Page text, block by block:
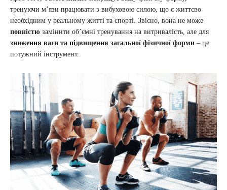
тренуючи м’язи працювати з вибуховою силою, що є життєво
необхідним у реальному житті та спорті. Звісно, вона не може
повністю замінити об’ємні тренування на витривалість, але для
зниження ваги та підвищення загальної фізичної форми – це
потужний інструмент.